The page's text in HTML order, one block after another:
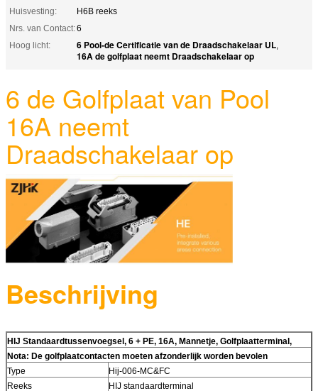
Huisvesting:
H6B reeks
Nrs. van Contact:6
Hoog licht:
6 Pool-de Certificatie van de Draadschakelaar UL,
16A de golfplaat neemt Draadschakelaar op
6 de Golfplaat van Pool
16A neemt
Draadschakelaar op
Beschrijving
HIJ Standaardtussenvoegsel, 6 + PE, 16A, Mannetje, Golfplaatterminal,
Nota: De golfplaatcontacten moeten afzonderlijk worden bevolen
Type
Hij-006-MC&FC
Reeks
HIJ standaardterminal